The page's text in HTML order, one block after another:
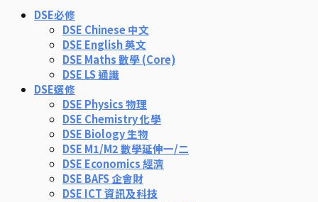
DSE必修
DSE Chinese 中文
DSE English 英文
DSE Maths 數學 (Core)
DSE LS 通識
DSE選修
DSE Physics 物理
DSE Chemistry 化學
DSE Biology 生物
DSE M1/M2 數學延伸一/二
DSE Economics 經濟
DSE BAFS 企會財
DSE ICT 資訊及科技